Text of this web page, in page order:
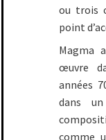
ou trois
point
Magma
œuvre
années
dans
comme